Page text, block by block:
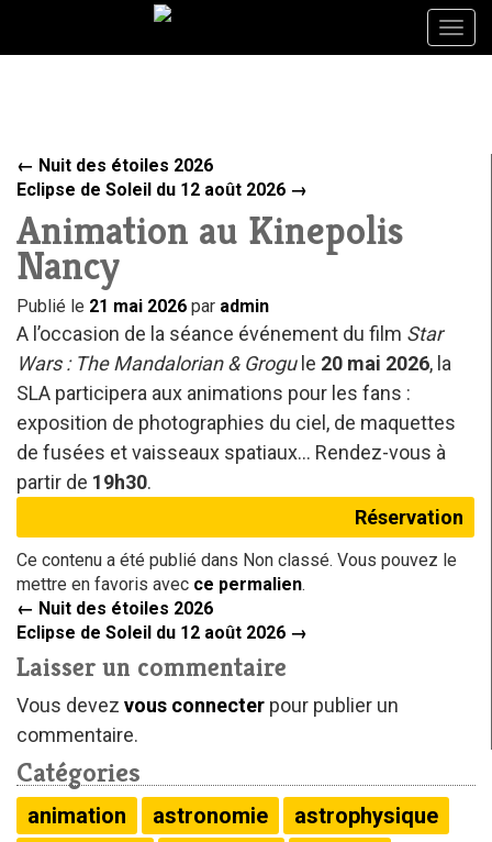
← Nuit des étoiles 2026
Eclipse de Soleil du 12 août 2026 →
Animation au Kinepolis
Nancy
Publié le 21 mai 2026 par admin
A l’occasion de la séance événement du film Star
Wars : The Mandalorian & Grogule 20 mai 2026, la
SLA participera aux animations pour les fans :
exposition de photographies du ciel, de maquettes
de fusées et vaisseaux spatiaux… Rendez-vous à
partir de 19h30.
Réservation
Ce contenu a été publié dans Non classé. Vous pouvez le
mettre en favoris avec ce permalien.
← Nuit des étoiles 2026
Eclipse de Soleil du 12 août 2026 →
Laisser un commentaire
Vous devez vous connecter pour publier un
commentaire.
Catégories
animation astronomie
astrophysique